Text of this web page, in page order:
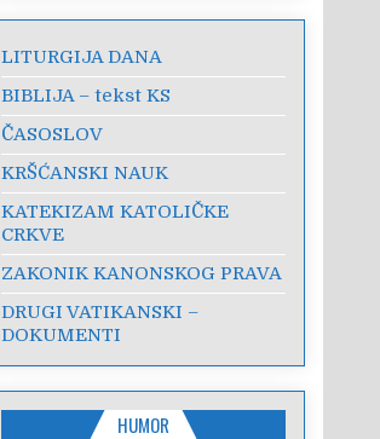
LITURGIJA DANA
BIBLIJA – tekst KS
ČASOSLOV
KRŠĆANSKI NAUK
KATEKIZAM KATOLIČKE
CRKVE
ZAKONIK KANONSKOG PRAVA
DRUGI VATIKANSKI –
DOKUMENTI
HUMOR